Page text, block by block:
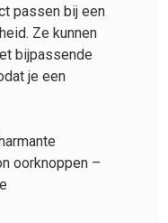
passen bij een
Ze kunnen
bijpassende
je een
oorknoppen –